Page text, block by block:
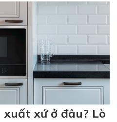
xuất xứ ở đâu? Lò